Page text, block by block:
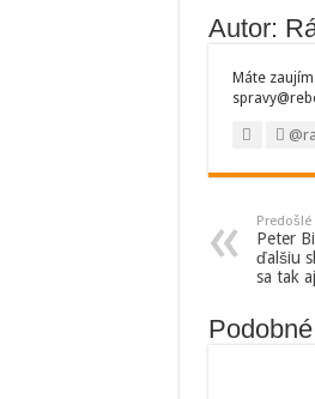
Autor:
Máte
Predošlé
Peter
ďalšiu
sa tak